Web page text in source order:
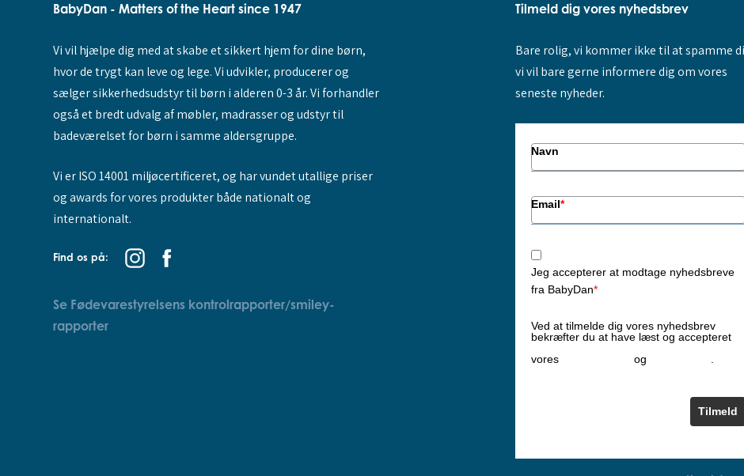
BabyDan - Matters of the Heart since 1947
Vi vil hjælpe dig med at skabe et sikkert hjem for dine børn,
hvor de trygt kan leve og lege. Vi udvikler, producerer og
sælger sikkerhedsudstyr til børn i alderen 0-3 år. Vi forhandler
også et bredt udvalg af møbler, madrasser og udstyr til
badeværelset for børn i samme aldersgruppe.
Vi er ISO 14001 miljøcertificeret, og har vundet utallige priser
og awards for vores produkter både nationalt og
internationalt.
Find os på:
Se Fødevarestyrelsens kontrolrapporter/smiley-
rapporter
Tilmeld dig vores nyhedsbrev
Bare rolig, vi kommer ikke til at spamme
vi vil bare gerne informere dig om vores
seneste nyheder.
Navn
Email*
Jeg accepterer at modtage nyhedsbreve
fra BabyDan*
Ved at tilmelde dig vores nyhedsbrev
bekræfter du at have læst og accepteret
vores
og
Tilmeld